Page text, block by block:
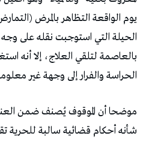
يوم الواقعة التظاهر بالمرض
الحيلة التي استوجبت نقله على
بالعاصمة لتلقي العلاج، إلا أنه
الحراسة والفرار إلى وجهة غير
موضحا أن الموقوف يُصنف ضمن